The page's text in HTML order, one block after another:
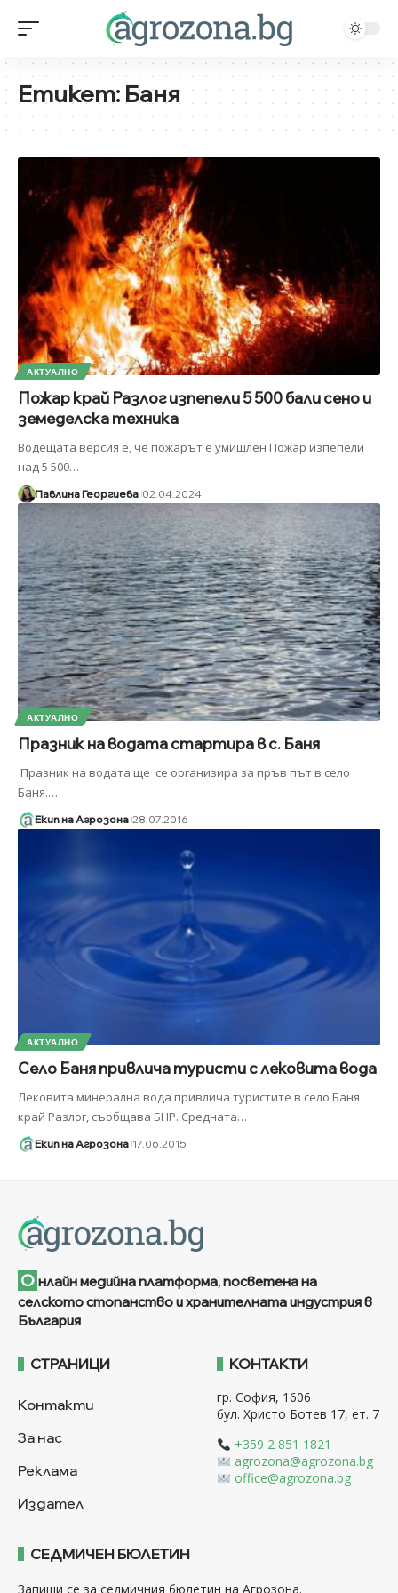
Етикет:Баня
АКТУАЛНО
Пожар край Разлог изпепели 5 500 бали сено и
земеделска техника
Водещата версия е, че пожарът е умишлен Пожар изпепели
над 5 500…
Павлина Георгиева 02.04.2024
АКТУАЛНО
Празник на водата стартира в с. Баня
Празник на водата ще се организира за пръв път в село
Баня.…
Екип на Агрозона 28.07.2016
АКТУАЛНО
Село Баня привлича туристи с лековита вода
Лековита минерална вода привлича туристите в село Баня
край Разлог, съобщава БНР. Средната…
Екип на Агрозона 17.06.2015
О нлайн медийна платформа, посветена на
селското стопанство и хранителната индустрия в
България
СТРАНИЦИ
Контакти
За нас
Реклама
Издател
КОНТАКТИ
гр. София, 1606
бул. Христо Ботев 17, ет. 7
+359 2 851 1821
agrozona@agrozona.bg
office@agrozona.bg
СЕДМИЧЕН БЮЛЕТИН
Запиши се за седмичния бюлетин на Агрозона.